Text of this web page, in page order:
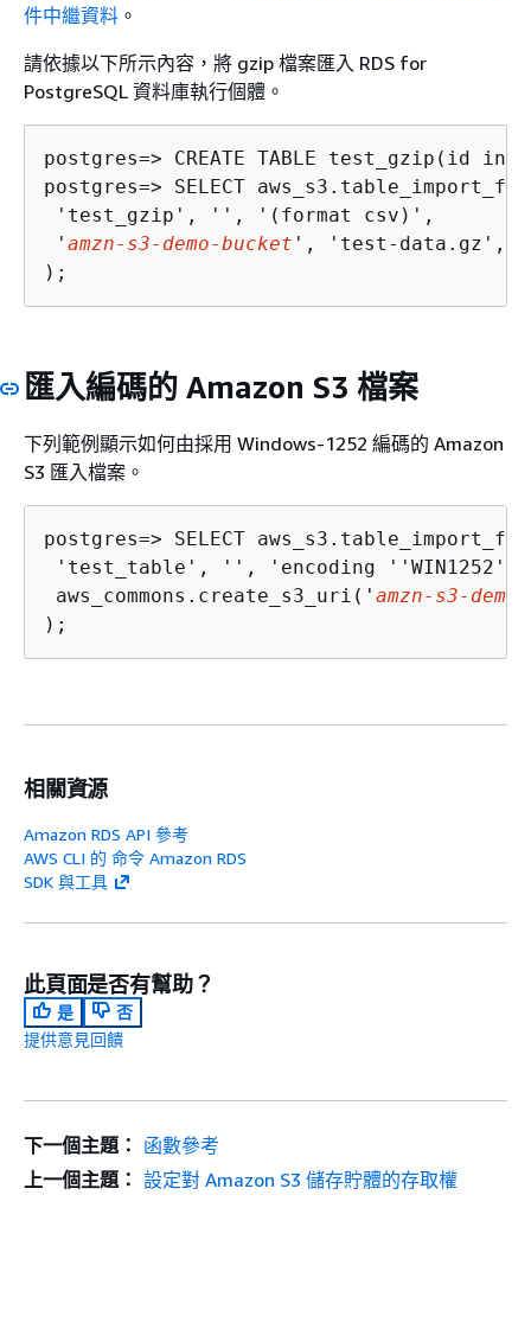
件中繼資料 。
請依據以下所示內容，將 gzip 檔案匯入 RDS for
PostgreSQL 資料庫執行個體 。
postgres=>
postgres=> SELECT
'test_gzip', '', '(format csv)',
' amzn-s3-demo-bucket ', 'test-data.gz',
);
匯入編碼的 Amazon S3 檔案
下列範例顯示如何由採用 Windows-1252 編碼的 Amazon
S3 匯入檔案。
postgres=> SELECT
'test_table', '', 'encoding
aws_commons.create_s3_uri(' amzn-s3-
);
相關資源
Amazon RDS API 參考
AWS CLI 的 命令 Amazon RDS
SDK 與工具
此頁面是否有幫助？
是
否
提供意見回饋
下一個主題： 函數參考
上一個主題： 設定對 Amazon S3 儲存貯體的存取權